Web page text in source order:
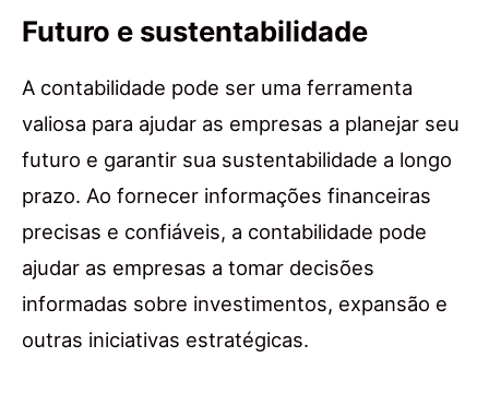
Futuro e sustentabilidade
A contabilidade pode ser uma ferramenta
valiosa para ajudar as empresas a planejar seu
futuro e garantir sua sustentabilidade a longo
prazo. Ao fornecer informações financeiras
precisas e confiáveis, a contabilidade pode
ajudar as empresas a tomar decisões
informadas sobre investimentos, expansão e
outras iniciativas estratégicas.